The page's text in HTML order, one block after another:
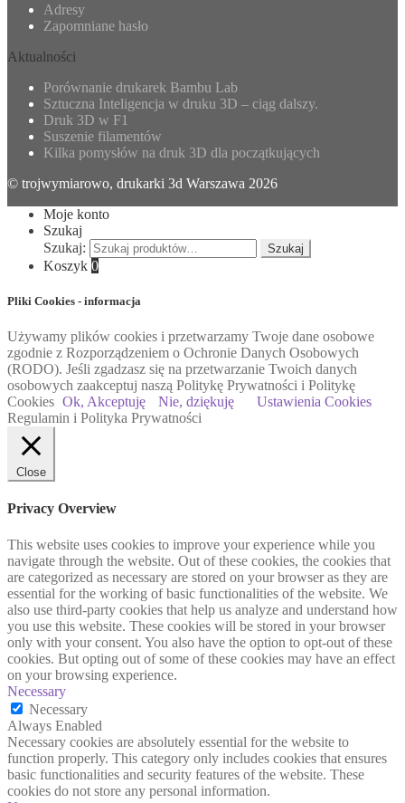
Adresy
Zapomniane hasło
Aktualności
Porównanie drukarek Bambu Lab
Sztuczna Inteligencja w druku 3D – ciąg dalszy.
Druk 3D w F1
Suszenie filamentów
Kilka pomysłów na druk 3D dla początkujących
© trojwymiarowo, drukarki 3d Warszawa 2026
Moje konto
Szukaj
Szukaj:
Szukaj
Koszyk 0
Pliki Cookies - informacja
Używamy plików cookies i przetwarzamy Twoje dane osobowe
zgodnie z Rozporządzeniem o Ochronie Danych Osobowych
(RODO). Jeśli zgadzasz się na przetwarzanie Twoich danych
osobowych zaakceptuj naszą Politykę Prywatności i Politykę
Cookies Ok, Akceptuję Nie, dziękuję
Ustawienia Cookies
Regulamin i Polityka Prywatności
Close
Privacy Overview
This website uses cookies to improve your experience while you
navigate through the website. Out of these cookies, the cookies that
are categorized as necessary are stored on your browser as they are
essential for the working of basic functionalities of the website. We
also use third-party cookies that help us analyze and understand how
you use this website. These cookies will be stored in your browser
only with your consent. You also have the option to opt-out of these
cookies. But opting out of some of these cookies may have an effect
on your browsing experience.
Necessary
Necessary
Always Enabled
Necessary cookies are absolutely essential for the website to
function properly. This category only includes cookies that ensures
basic functionalities and security features of the website. These
cookies do not store any personal information.